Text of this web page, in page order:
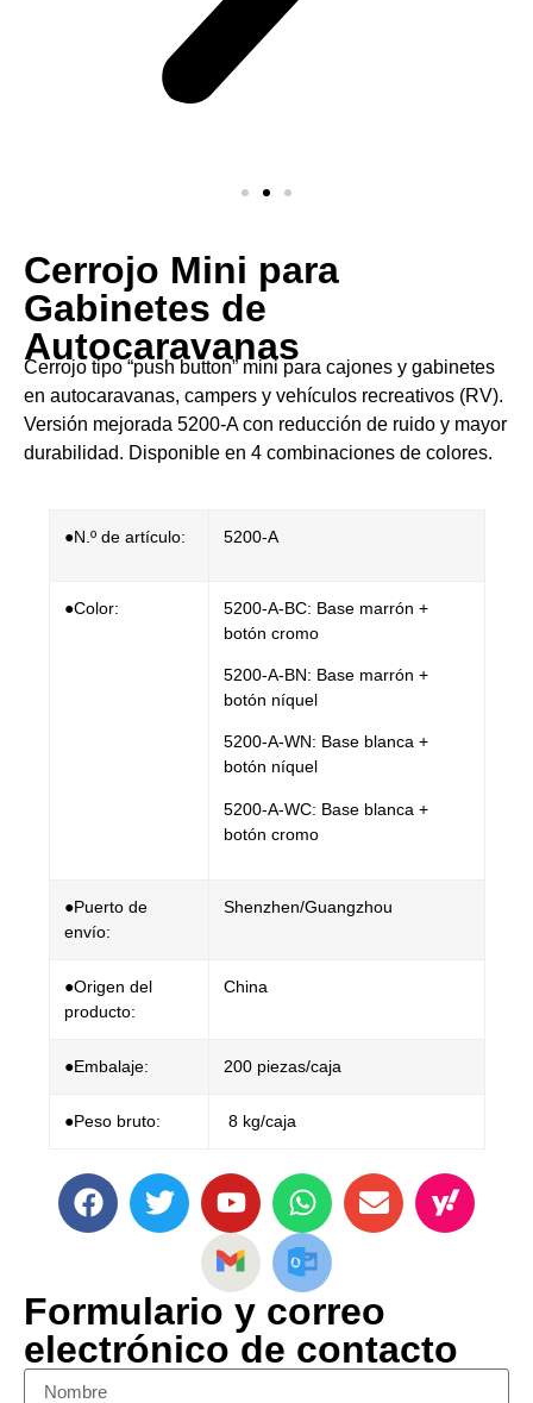
Cerrojo Mini para
Gabinetes de
Autocaravanas
Cerrojo tipo “push button” mini para cajones y gabinetes
en autocaravanas, campers y vehículos recreativos (RV).
Versión mejorada 5200-A con reducción de ruido y mayor
durabilidad. Disponible en 4 combinaciones de colores.
●N.º de artículo: ​​5200-A
●Color:
5200-A-BC: Base marrón +
botón cromo
5200-A-BN: Base marrón +
botón níquel
5200-A-WN: Base blanca +
botón níquel
5200-A-WC: Base blanca +
botón cromo
●Puerto de
envío:
Shenzhen/Guangzhou
●Origen del
producto:
China
●Embalaje: 200 piezas/caja
●Peso bruto: 8 kg/caja
Formulario y correo
electrónico de contacto